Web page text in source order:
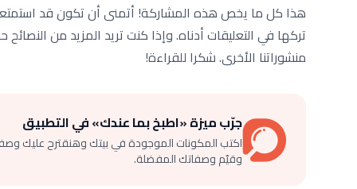
هذا كل ما يخص هذه المشاركة! أتمنى أن تكون قد
تركها في التعليقات أدناه. وإذا كنت تريد المزيد من
منشوراتنا الأخرى. شكرا للقراءة!
جرّب ميزة «اطبخ بما عندك» في التطبيق
اكتب المكونات الموجودة في بيتك وهنقترح عليك
وقيّم وصفاتك المفضلة.